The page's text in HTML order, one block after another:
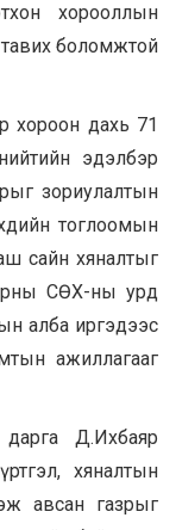
хорооллын
боломжтой
хороон дахь 71
эдэлбэр
зориулалтын
тоглоомын
сайн хяналтыг
СӨХ-ны урд
алба иргэдээс
ажиллагааг
Д.Ихбаяр
хяналтын
авсан газрыг